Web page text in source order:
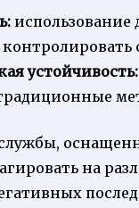
устойчивость:
на